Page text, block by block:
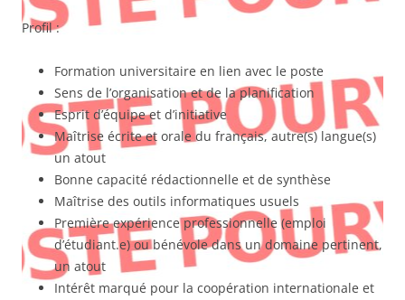
Profil :
Formation universitaire en lien avec le poste
Sens de l’organisation et de la planification
Esprit d’équipe et d’initiative
Maîtrise écrite et orale du français, autre(s) langue(s)
un atout
Bonne capacité rédactionnelle et de synthèse
Maîtrise des outils informatiques usuels
Première expérience professionnelle (emploi
d’étudiant.e) ou bénévole dans un domaine pertinent,
un atout
Intérêt marqué pour la coopération internationale et